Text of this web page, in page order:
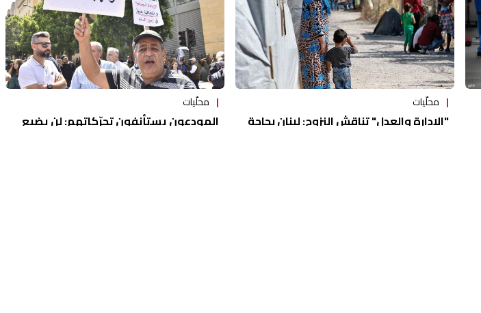
محلّيات
"الإدارة والعدل" تناقش النزوح: لبنان بحاجة
محلّيات
المودعون يستأنفون تحرّكاتهم: لن يضيع